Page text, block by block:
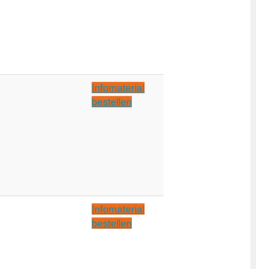
Infomaterial
bestellen
Infomaterial
bestellen